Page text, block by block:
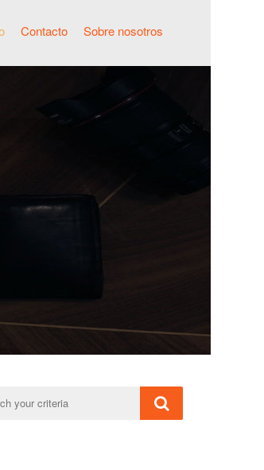
Contacto Sobre nosotros